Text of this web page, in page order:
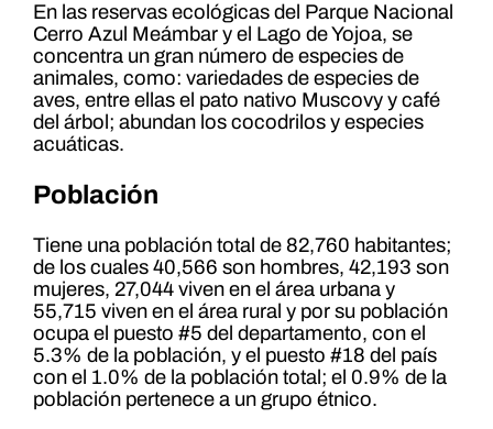
En las reservas ecológicas del Parque Nacional
Cerro Azul Meámbar y el Lago de Yojoa, se
concentra un gran número de especies de
animales, como: variedades de especies de
aves, entre ellas el pato nativo Muscovy y café
del árbol; abundan los cocodrilos y especies
acuáticas.
Población
Tiene una población total de 82,760 habitantes;
de los cuales 40,566 son hombres, 42,193 son
mujeres, 27,044 viven en el área urbana y
55,715 viven en el área rural y por su población
ocupa el puesto #5 del departamento, con el
5.3% de la población, y el puesto #18 del país
con el 1.0% de la población total; el 0.9% de la
población pertenece a un grupo étnico.